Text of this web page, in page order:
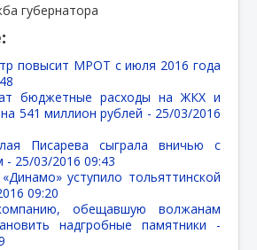
губернатора
повысит МРОТ с июля 2016 года
бюджетные расходы на ЖКХ и
541 миллион рублей - 25/03/2016
Писарева сыграла вничью с
- 25/03/2016 09:43
уступило тольяттинской
09:20
обещавшую волжанам
надгробные памятники -